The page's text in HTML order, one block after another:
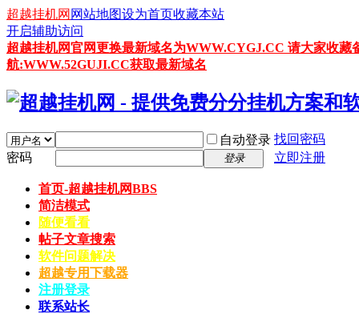
超越挂机网 网站地图设为首页收藏本站
开启辅助访问
超越挂机网官网更换最新域名为WWW.CYGJ.CC 请大家收
航:WWW.52GUJI.CC获取最新域名
自动登录 找回密码
密码
登录 立即注册
首页-超越挂机网BBS
简洁模式
随便看看
帖子文章搜索
软件问题解决
超越专用下载器
注册登录
联系站长